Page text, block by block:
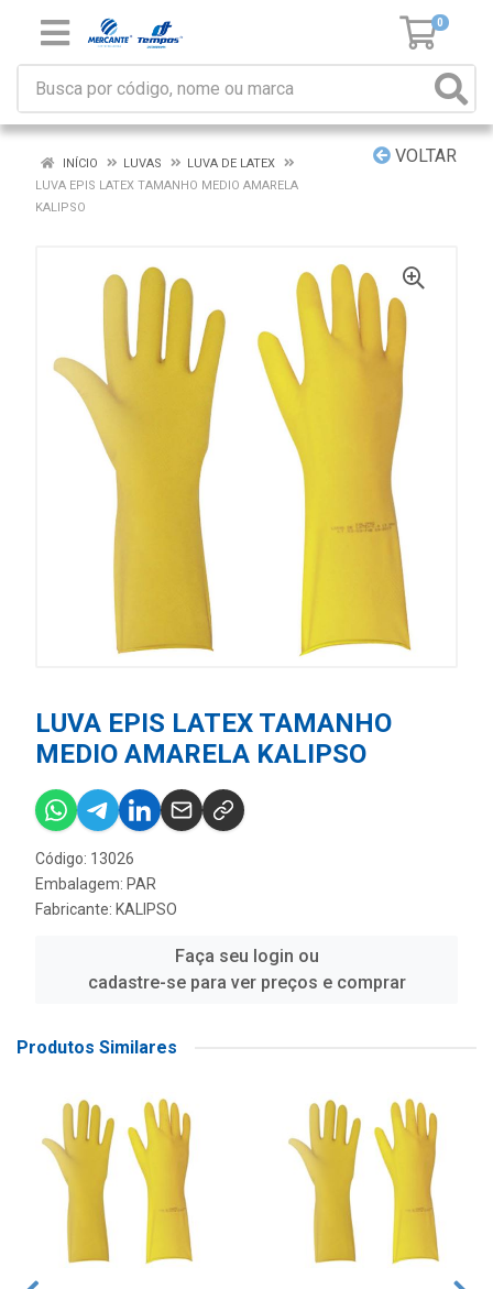
0
VOLTAR
INÍCIO LUVAS
LUVA DE LATEX
LUVA EPIS LATEX TAMANHO MEDIO AMARELA
KALIPSO
LUVA EPIS LATEX TAMANHO
MEDIO AMARELA KALIPSO
Código: 13026
Embalagem: PAR
Fabricante: KALIPSO
Faça seu login ou
cadastre-se para ver preços e comprar
Produtos Similares